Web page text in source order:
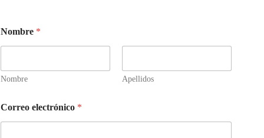
Nombre *
Nombre Apellidos
Correo electrónico *